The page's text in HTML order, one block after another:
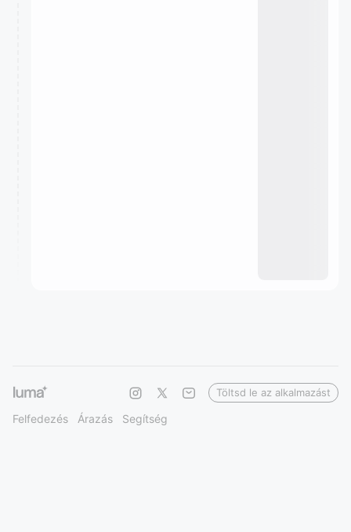
Felfedezés Árazás Segítség
Töltsd le az alkalmazást